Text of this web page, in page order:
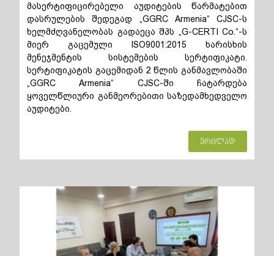
მასერტიფიცირებელი აუდიტების წარმატებით
დასრულების შედეგად „GGRC Armenia“ CJSC-ს
ხელმძღვანელობას გადაეცა შპს „G-CERTI Co.“-ს
მიერ გაცემული ISO9001:2015 ხარისხის
მენეჯმენტის სისტემების სერტიფიკატი.
სერტიფიკატის გაცემიდან 2 წლის განმავლობაში
„GGRC Armenia“ CJSC-ში ჩატარდება
ყოველწლიური განმეორებითი საზედამხედველო
აუდიტები.
ვრცლად